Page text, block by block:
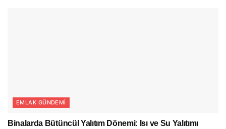
EMLAK GÜNDEMI
Binalarda Bütüncül Yalıtım Dönemi: Isı ve Su Yalıtımı